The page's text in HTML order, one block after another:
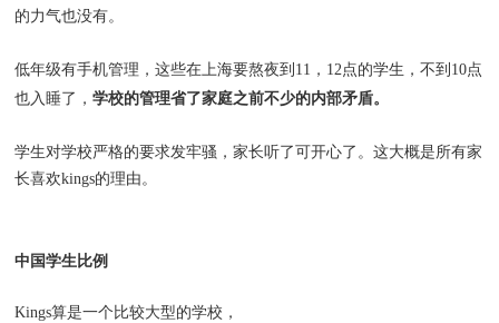
的力气也没有。
低年级有手机管理，这些在上海要熬夜到11，12点的学生，不到10点
也入睡了，学校的管理省了家庭之前不少的内部矛盾。
学生对学校严格的要求发牢骚，家长听了可开心了。这大概是所有家
长喜欢kings的理由。
中国学生比例
Kings算是一个比较大型的学校，